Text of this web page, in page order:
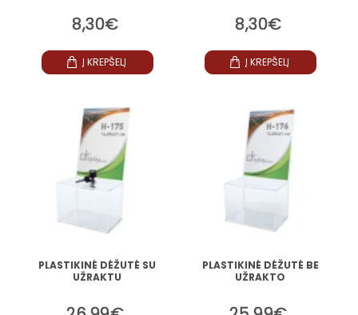
8,30€
Į KREPŠELĮ
8,30€
Į KREPŠELĮ
PLASTIKINĖ DĖŽUTĖ SU
UŽRAKTU
PLASTIKINĖ DĖŽUTĖ BE
UŽRAKTO